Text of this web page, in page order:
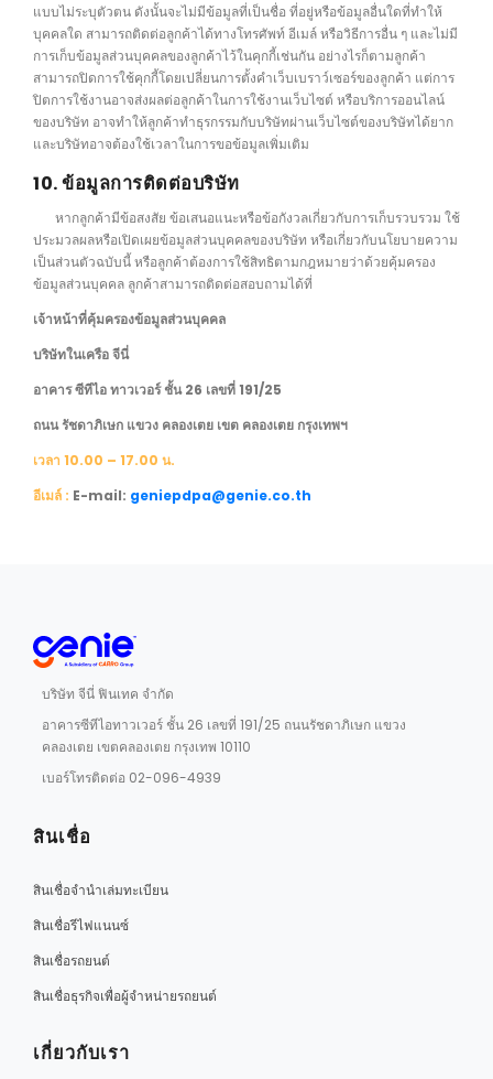
แบบไม่ระบุตัวตน ดังนั้นจะไม่มีข้อมูลที่เป็นชื่อ ที่อยู่หรือข้อมูลอื่นใดที่ทำให้
บุคคลใด สามารถติดต่อลูกค้าได้ทางโทรศัพท์ อีเมล์ หรือวิธีการอื่น ๆ และไม่มี
การเก็บข้อมูลส่วนบุคคลของลูกค้าไว้ในคุกกี้เช่นกัน อย่างไรก็ตามลูกค้า
สามารถปิดการใช้คุกกี้โดยเปลี่ยนการตั้งคำเว็บเบราว์เซอร์ของลูกค้า แต่การ
ปิตการใช้งานอาจส่งผลต่อลูกค้าในการใช้งานเว็บไซต์ หรือบริการออนไลน์
ของบริษัท อาจทำให้ลูกค้าทำธุรกรรมกับบริษัทผ่านเว็บไซต์ของบริษัทได้ยาก
และบริษัทอาจต้องใช้เวลาในการขอข้อมูลเพิ่มเติม
10. ข้อมูลการติดต่อบริษัท
หากลูกค้ามีข้อสงสัย ข้อเสนอแนะหรือข้อกังวลเกี่ยวกับการเก็บรวบรวม ใช้
ประมวลผลหรือเปิดเผยข้อมูลส่วนบุคคลของบริษัท หรือเกี่ยวกับนโยบายความ
เป็นส่วนตัวฉบับนี้ หรือลูกค้าต้องการใช้สิทธิตามกฎหมายว่าด้วยคุ้มครอง
ข้อมูลส่วนบุคคล ลูกค้าสามารถติดต่อสอบถามได้ที่
เจ้าหน้าที่คุ้มครองข้อมูลส่วนบุคคล
บริษัทในเครือ จีนี่
อาคาร ซีทีไอ ทาวเวอร์ ชั้น 26 เลขที่ 191/25
ถนน รัชดาภิเษก แขวง คลองเตย เขต คลองเตย กรุงเทพฯ
เวลา 10.00 – 17.00 น.
อีเมล์ : E-mail: geniepdpa@genie.co.th
บริษัท จีนี่ ฟินเทค จํากัด
อาคารซีทีไอทาวเวอร์ ชั้น 26 เลขที่ 191/25 ถนนรัชดาภิเษก แขวง
คลองเตย เขตคลองเตย กรุงเทพ 10110
เบอร์โทรติดต่อ 02-096-4939
สินเชื่อ
สินเชื่อจำนำเล่มทะเบียน
สินเชื่อรีไฟแนนซ์
สินเชื่อรถยนต์
สินเชื่อธุรกิจเพื่อผู้จำหน่ายรถยนต์
เกี่ยวกับเรา